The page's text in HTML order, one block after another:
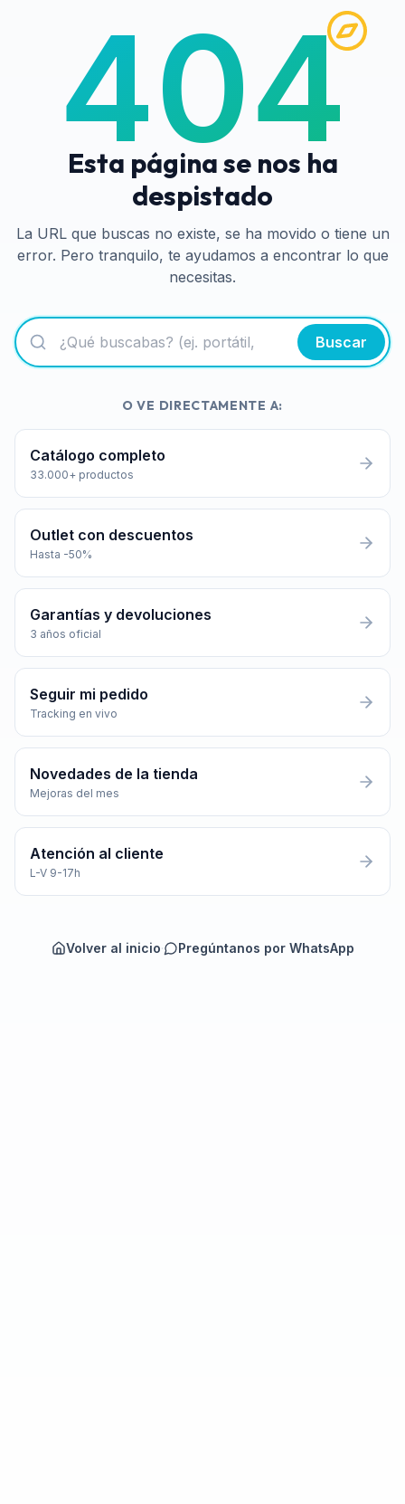
404
Esta página se nos ha
despistado
La URL que buscas no existe, se ha movido o tiene un
error. Pero tranquilo, te ayudamos a encontrar lo que
necesitas.
Buscar
O VE DIRECTAMENTE A:
Catálogo completo
33.000+ productos
Outlet con descuentos
Hasta -50%
Garantías y devoluciones
3 años oficial
Seguir mi pedido
Tracking en vivo
Novedades de la tienda
Mejoras del mes
Atención al cliente
L-V 9-17h
Volver al inicio· Pregúntanos por WhatsApp